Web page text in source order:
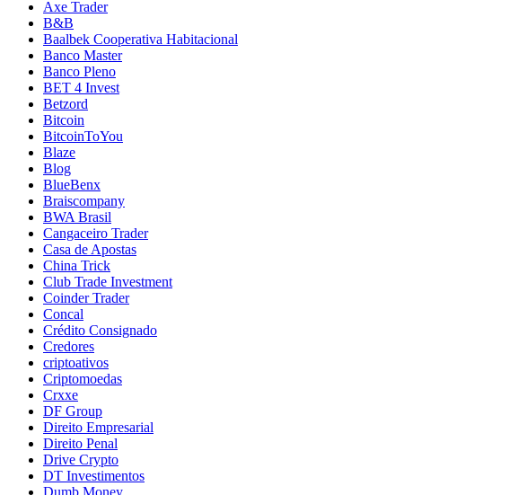
Axe Trader
B&B
Baalbek Cooperativa Habitacional
Banco Master
Banco Pleno
BET 4 Invest
Betzord
Bitcoin
BitcoinToYou
Blaze
Blog
BlueBenx
Braiscompany
BWA Brasil
Cangaceiro Trader
Casa de Apostas
China Trick
Club Trade Investment
Coinder Trader
Concal
Crédito Consignado
Credores
criptoativos
Criptomoedas
Crxxe
DF Group
Direito Empresarial
Direito Penal
Drive Crypto
DT Investimentos
Dumb Money